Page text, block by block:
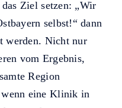
Ziel setzen: „Wir
selbst!“ dann
werden. Nicht nur
vom Ergebnis,
Region
wenn eine Klinik in